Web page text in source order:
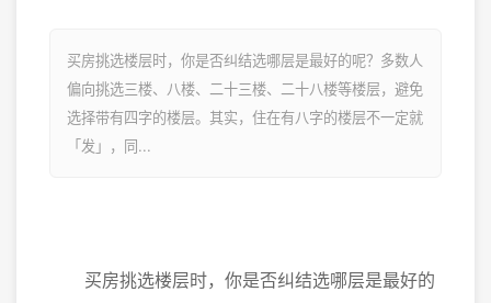
买房挑选楼层时，你是否纠结选哪层是最好的呢？多数人
偏向挑选三楼、八楼、二十三楼、二十八楼等楼层，避免
选择带有四字的楼层。其实，住在有八字的楼层不一定就
「发」，同...
买房挑选楼层时，你是否纠结选哪层是最好的